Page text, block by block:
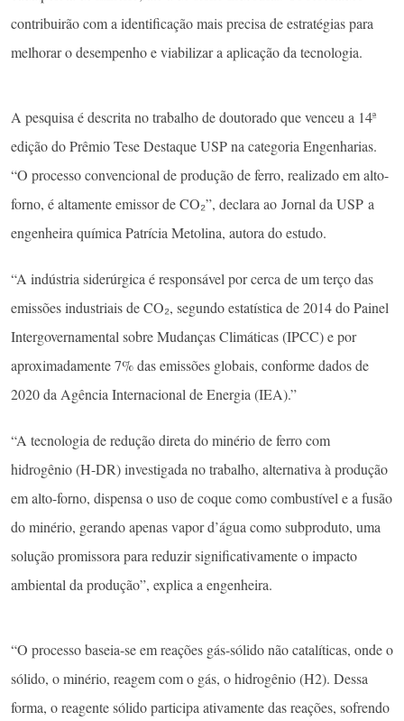
contribuirão com a identificação mais precisa de estratégias para
melhorar o desempenho e viabilizar a aplicação da tecnologia.
A pesquisa é descrita no trabalho de doutorado que venceu a 14ª
edição do Prêmio Tese Destaque USP na categoria Engenharias.
“O processo convencional de produção de ferro, realizado em alto-
forno, é altamente emissor de CO₂”, declara ao Jornal da USP a
engenheira química Patrícia Metolina, autora do estudo.
“A indústria siderúrgica é responsável por cerca de um terço das
emissões industriais de CO₂, segundo estatística de 2014 do Painel
Intergovernamental sobre Mudanças Climáticas (IPCC) e por
aproximadamente 7% das emissões globais, conforme dados de
2020 da Agência Internacional de Energia (IEA).”
“A tecnologia de redução direta do minério de ferro com
hidrogênio (H-DR) investigada no trabalho, alternativa à produção
em alto-forno, dispensa o uso de coque como combustível e a fusão
do minério, gerando apenas vapor d’água como subproduto, uma
solução promissora para reduzir significativamente o impacto
ambiental da produção”, explica a engenheira.
“O processo baseia-se em reações gás-sólido não catalíticas, onde o
sólido, o minério, reagem com o gás, o hidrogênio (H2). Dessa
forma, o reagente sólido participa ativamente das reações, sofrendo